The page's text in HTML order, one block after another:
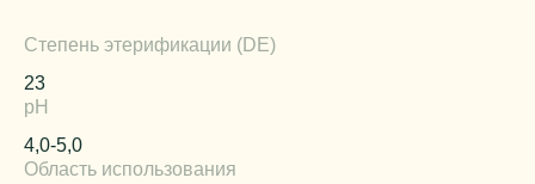
Степень этерификации (DE)
23
pH
4,0-5,0
Область использования